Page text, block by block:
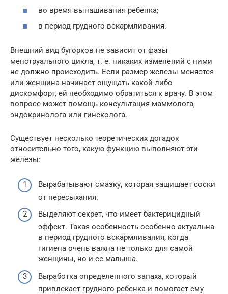
во время вынашивания ребенка;
в период грудного вскармливания.
Внешний вид бугорков не зависит от фазы
менструального цикла, т. е. никаких изменений с ними
не должно происходить. Если размер железы меняется
или женщина начинает ощущать какой-либо
дискомфорт, ей необходимо обратиться к врачу. В этом
вопросе может помощь консультация маммолога,
эндокринолога или гинеколога.
Существует несколько теоретических догадок
относительно того, какую функцию выполняют эти
железы:
Вырабатывают смазку, которая защищает соски
от пересыхания.
Выделяют секрет, что имеет бактерицидный
эффект. Такая особенность особенно актуальна
в период грудного вскармливания, когда
гигиена очень важна не только для самой
женщины, но и ее малыша.
Выработка определенного запаха, который
привлекает грудного ребенка и помогает ему